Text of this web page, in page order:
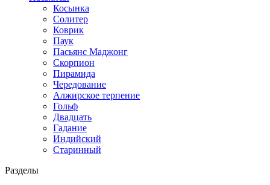
Косынка
Солитер
Коврик
Паук
Пасьянс Маджонг
Скорпион
Пирамида
Чередование
Алжирское терпение
Гольф
Двадцать
Гадание
Индийский
Старинный
Разделы